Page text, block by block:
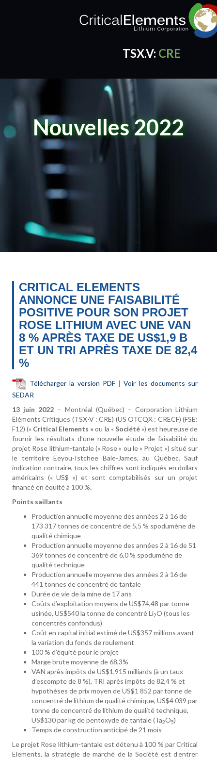
TSX.V: CRE
CRE Quotes by TradingView
Nouvelles 2022
CRITICAL ELEMENTS
ANNONCE UNE FAISABILITÉ
POSITIVE POUR SON PROJET
ROSE LITHIUM AVEC UNE VAN
8 % APRÈS TAXE DE US$1,9 B
ET UN TRI APRÈS TAXE DE 82,4
%
Télécharger la version PDF|Voir les documents sur
SEDAR
13 juin 2022 – Montréal (Québec) – Corporation Lithium
Éléments Critiques (TSX-V : CRE) (US OTCQX : CRECF) (FSE:
F12) (« Critical Elements »ou la «Société») est heureuse de
fournir les résultats d’une nouvelle étude de faisabilité du
projet Rose lithium-tantale (« Rose » ou le « Projet ») situé sur
le territoire Eeyou-Istchee Baie-James, au Québec. Sauf
indication contraire, tous les chiffres sont indiqués en dollars
américains (« US$ ») et sont comptabilisés sur un projet
financé en équité à 100 %.
Points saillants
Production annuelle moyenne des années 2 à 16 de
173 317 tonnes de concentré de 5,5 % spodumène de
qualité chimique
Production annuelle moyenne des années 2 à 16 de 51
369 tonnes de concentré de 6,0 % spodumène de
qualité technique
Production annuelle moyenne des années 2 à 16 de
441 tonnes de concentré de tantale
Durée de vie de la mine de 17 ans
Coûts d’exploitation moyens de US$74,48 par tonne
usinée, US$540 la tonne de concentré Li2O (tous les
concentrés confondus)
Coût en capital initial estimé de US$357 millions avant
la variation du fonds de roulement
100 % d’équité pour le projet
Marge brute moyenne de 68,3%
VAN après impôts de US$1,915 milliards (à un taux
d’escompte de 8 %), TRI après impôts de 82,4 % et
hypothèses de prix moyen de US$1 852 par tonne de
concentré de lithium de qualité chimique, US$4 039 par
tonne de concentré de lithium de qualité technique,
US$130 par kg de pentoxyde de tantale (Ta2O5)
Temps de construction anticipé de 21 mois
Le projet Rose lithium-tantale est détenu à 100 % par Critical
Elements, la stratégie de marché de la Société est d’entrer